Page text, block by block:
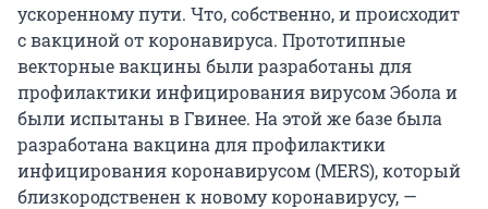
ускоренному пути. Что, собственно, и происходит
с вакциной от коронавируса. Прототипные
векторные вакцины были разработаны для
профилактики инфицирования вирусом Эбола и
были испытаны в Гвинее. На этой же базе была
разработана вакцина для профилактики
инфицирования коронавирусом (MERS), который
близкородственен к новому коронавирусу, —